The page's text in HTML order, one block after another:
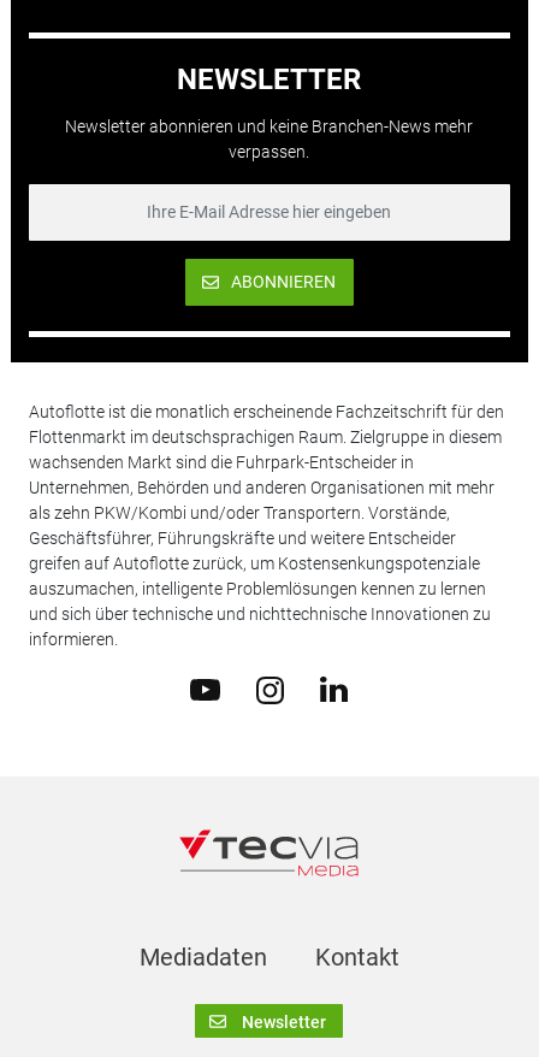
NEWSLETTER
Newsletter abonnieren und keine Branchen-News mehr
verpassen.
ABONNIEREN
Autoflotte ist die monatlich erscheinende Fachzeitschrift für den
Flottenmarkt im deutschsprachigen Raum. Zielgruppe in diesem
wachsenden Markt sind die Fuhrpark-Entscheider in
Unternehmen, Behörden und anderen Organisationen mit mehr
als zehn PKW/Kombi und/oder Transportern. Vorstände,
Geschäftsführer, Führungskräfte und weitere Entscheider
greifen auf Autoflotte zurück, um Kostensenkungspotenziale
auszumachen, intelligente Problemlösungen kennen zu lernen
und sich über technische und nichttechnische Innovationen zu
informieren.
Mediadaten Kontakt
Newsletter